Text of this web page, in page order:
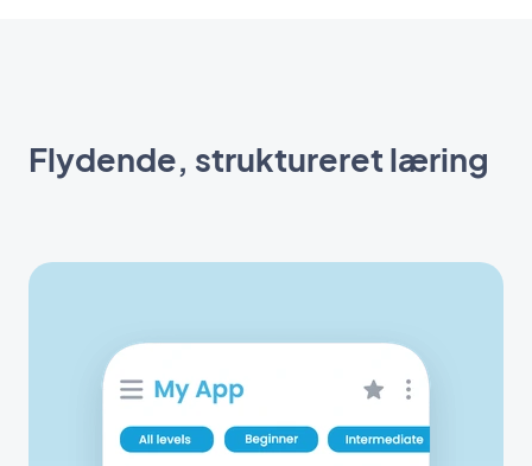
Flydende, struktureret læring